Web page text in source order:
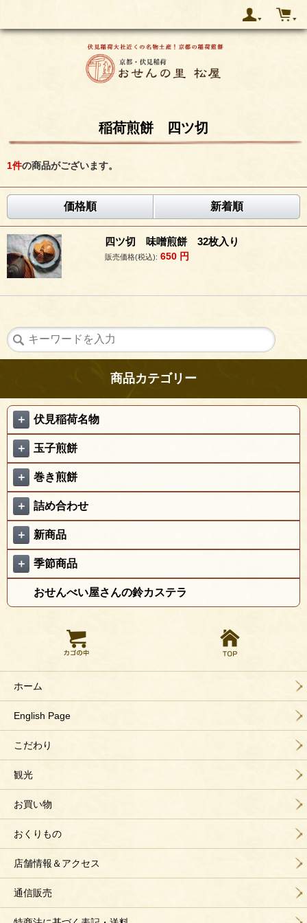
稲荷煎餅 四ツ切
1件の商品がございます。
価格順 新着順
四ツ切 味噌煎餅 32枚入り
販売価格(税込): 650 円
商品カテゴリー
＋ 伏見稲荷名物
＋ 玉子煎餅
＋ 巻き煎餅
＋ 詰め合わせ
＋ 新商品
＋ 季節商品
おせんべい屋さんの鈴カステラ
ホーム
English Page
こだわり
観光
お買い物
おくりもの
店舗情報＆アクセス
通信販売